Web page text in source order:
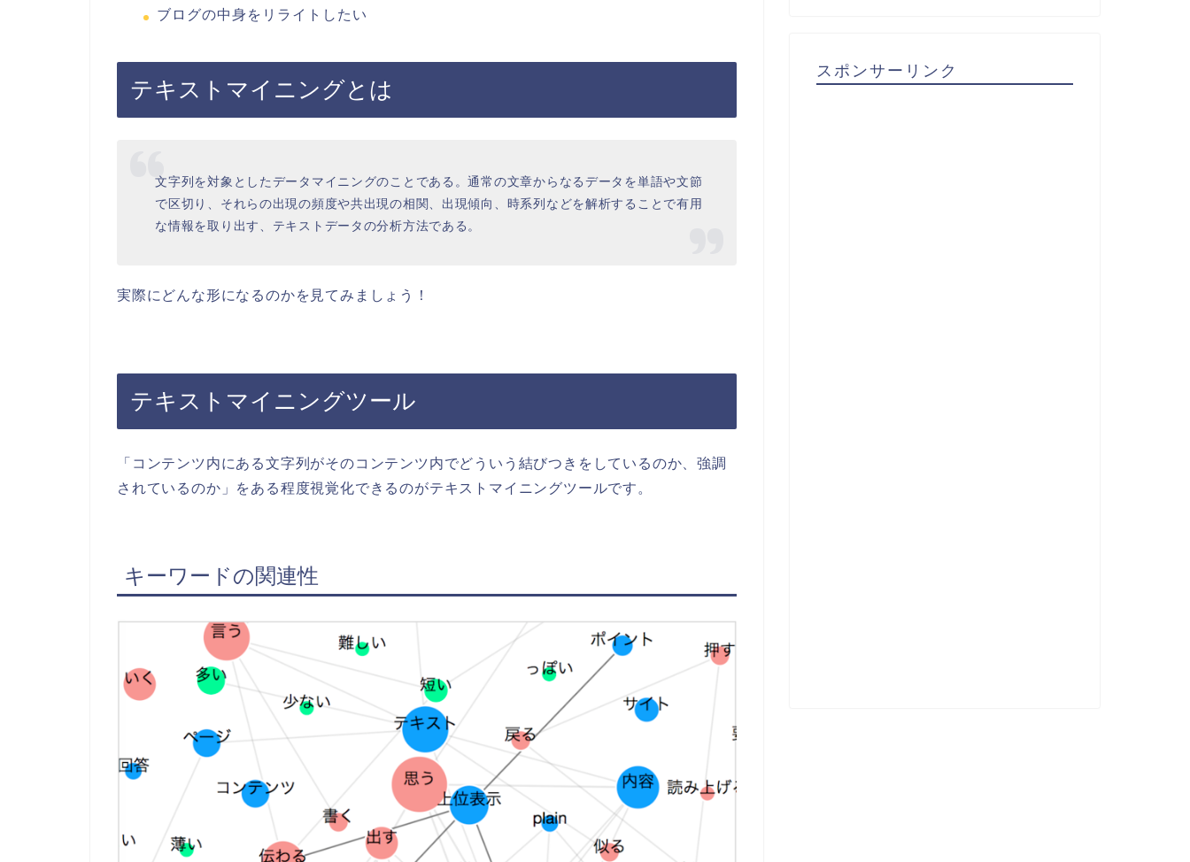
ブログの中身をリライトしたい
テキストマイニングとは
文字列を対象としたデータマイニングのことである。通常の文章からなるデータを単語や文節
で区切り、それらの出現の頻度や共出現の相関、出現傾向、時系列などを解析することで有用
な情報を取り出す、テキストデータの分析方法である。
実際にどんな形になるのかを見てみましょう！
テキストマイニングツール
「コンテンツ内にある文字列がそのコンテンツ内でどういう結びつきをしているのか、強調
されているのか」をある程度視覚化できるのがテキストマイニングツールです。
キーワードの関連性
スポンサーリンク